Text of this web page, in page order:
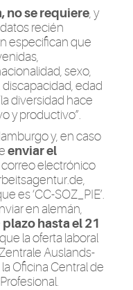
no se requiere, y
recién
especifican que
sexo,
edad
diversidad hace
y productivo”.
y, en caso
enviar el
electrónico
,
es ‘CC-SOZ_PIE’.
en alemán,
plazo hasta el 21
la oferta laboral
Auslands-
Oficina Central de